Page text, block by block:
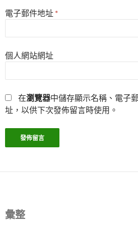
電子郵件地址 *
個人網站網址
在瀏覽器中儲存顯示名稱、電子
址，以供下次發佈留言時使用。
彙整